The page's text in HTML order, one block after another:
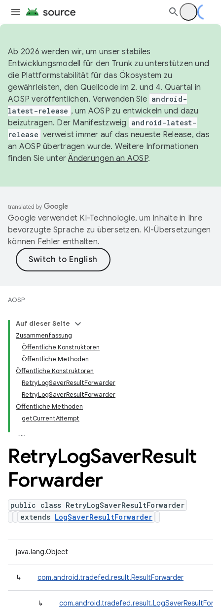
Ab 2026 werden wir, um unser stabiles
Entwicklungsmodell für den Trunk zu unterstützen und
die Plattformstabilität für das Ökosystem zu
gewährleisten, den Quellcode im 2. und 4. Quartal in
AOSP veröffentlichen. Verwenden Sie android-
latest-release , um AOSP zu entwickeln und dazu
beizutragen. Der Manifestzweig
android-latest-
release verweist immer auf das neueste Release, das
an AOSP übertragen wurde. Weitere Informationen
finden Sie unterÄnderungen an AOSP.
Google verwendet KI-Technologie, um Inhalte in Ihre
bevorzugte Sprache zu übersetzen. KI-Übersetzungen
können Fehler enthalten.
AOSP
Auf dieser Seite
Zusammenfassung
Öffentliche Konstruktoren
Öffentliche Methoden
Öffentliche Konstruktoren
RetryLogSaverResultForwarder
RetryLogSaverResultForwarder
Öffentliche Methoden
getCurrentAttempt
RetryLogSaverResult
Forwarder
public class RetryLogSaverResultForwarder
extends LogSaverResultForwarder
java.lang.Object
↳ com.android.tradefed.result.ResultForwarder
↳